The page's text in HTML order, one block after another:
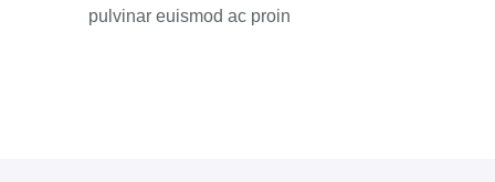
pulvinar euismod ac proin